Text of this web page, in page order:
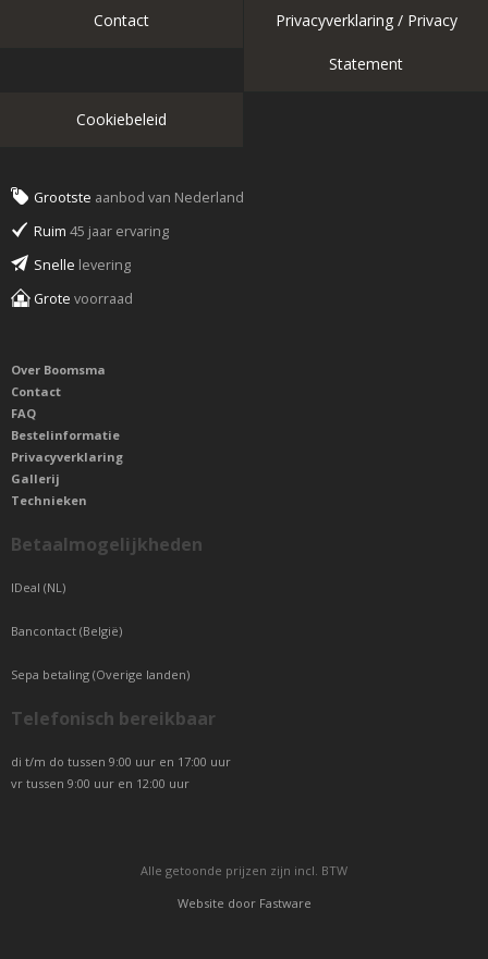
Contact Privacyverklaring / Privacy
Statement
Cookiebeleid
Grootste aanbod van Nederland
Ruim 45 jaar ervaring
Snelle levering
Grote voorraad
Over Boomsma
Contact
FAQ
Bestelinformatie
Privacyverklaring
Gallerij
Technieken
Betaalmogelijkheden
IDeal (NL)
Bancontact (België)
Sepa betaling (Overige landen)
Telefonisch bereikbaar
di t/m do tussen 9:00 uur en 17:00 uur
vr tussen 9:00 uur en 12:00 uur
Alle getoonde prijzen zijn incl. BTW
Website door Fastware